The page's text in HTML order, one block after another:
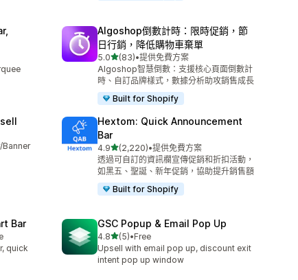
Algoshop倒數計時：限時促銷，節
日行銷，降低購物車棄單
5.0滿分 5 顆星
(83)
共有 83 則評價
•提供免費方案
Algoshop智慧倒數：支援核心頁面倒數計
時、自訂品牌樣式，數據分析助攻銷售成長
Built for Shopify
Hextom: Quick Announcement
Bar
4.9滿分 5 顆星
(2,220)
共有 2220 則評價
•提供免費方案
透過可自訂的資訊欄宣傳促銷和折扣活動，
如黑五、聖誕、新年促銷，協助提升銷售額
Built for Shopify
Bar
quick
GSC Popup & Email Pop Up
4.8滿分 5 顆星
(5)
共有 5 則評價
•Free
Upsell with email pop up, discount exit
intent pop up window